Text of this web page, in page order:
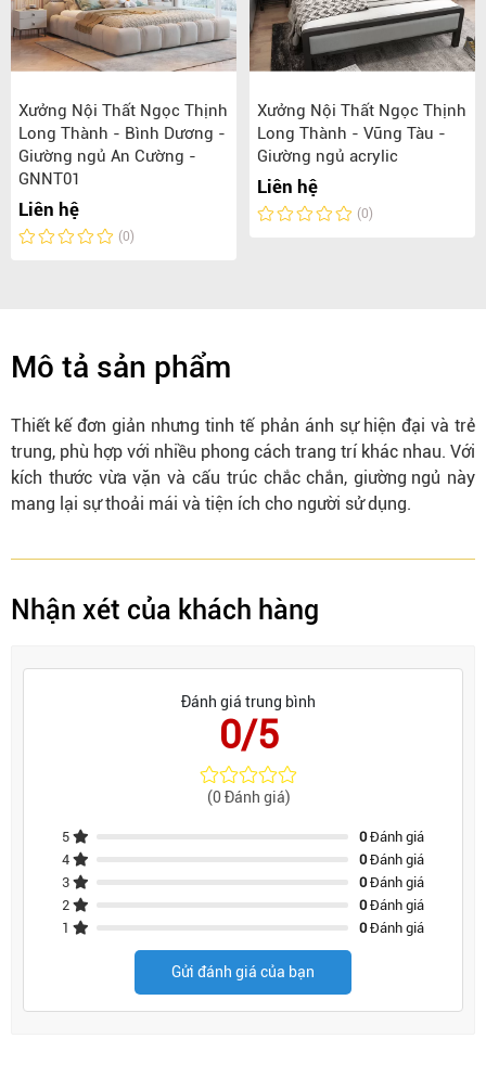
Xưởng Nội Thất Ngọc Thịnh
Long Thành - Bình Dương -
Giường ngủ An Cường -
GNNT01
Liên hệ
(0)
Xưởng Nội Thất Ngọc Thịnh
Long Thành - Vũng Tàu -
Giường ngủ acrylic
Liên hệ
(0)
Mô tả sản phẩm
Thiết kế đơn giản nhưng tinh tế phản ánh sự hiện đại và trẻ
trung, phù hợp với nhiều phong cách trang trí khác nhau. Với
kích thước vừa vặn và cấu trúc chắc chắn,giường ngủ này
mang lại sự thoải mái và tiện ích cho người sử dụng.
Nhận xét của khách hàng
Đánh giá trung bình
0/5
(0 Đánh giá)
5 0Đánh giá
4
0Đánh giá
3
0Đánh giá
2
0Đánh giá
1
0Đánh giá
Gửi đánh giá của bạn